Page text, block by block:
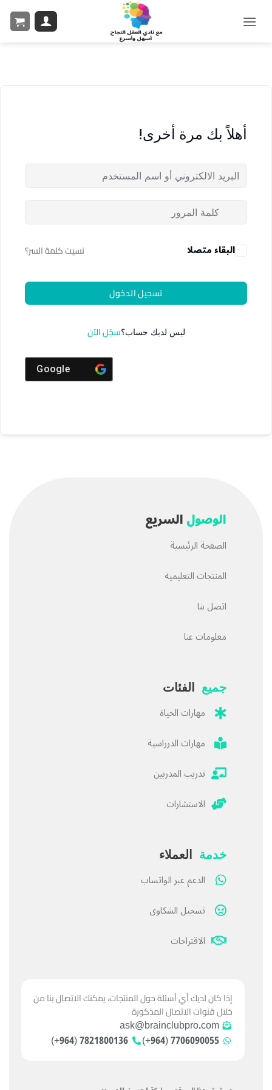
أهلاً بك مرة أخرى!
البقاء متصلا نسيت كلمة السر؟
تسجيل الدخول
ليس لديك حساب؟سجّل الآن
Google
الوصولالسريع
الصفحة الرئيسية
المنتجات التعليمية
اتصل بنا
معلومات عنا
جميع الفئات
مهارات الحياة
مهارات الدرراسية
تدريب المدربين
الاستشارات
خدمة العملاء
الدعم عبر الواتساب
تسجيل الشكاوى
الاقتراحات
إذا كان لديك أي أسئلة حول المنتجات، يمكنك الاتصال بنا من
خلال قنوات الاتصال المذكورة .
ask@brainclubpro.com
7706090055 (964+)
7821800136 (964+)